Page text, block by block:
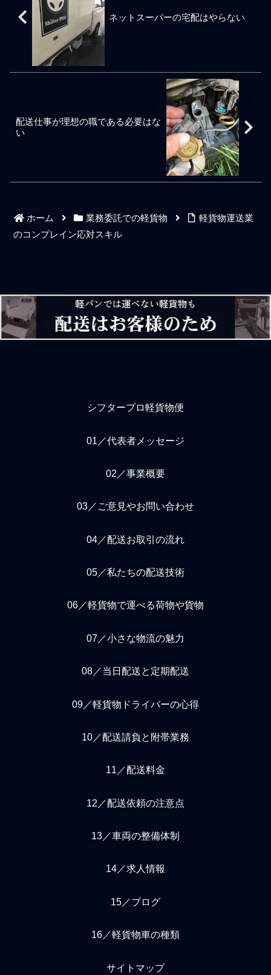
合や軽貨物のフランチャイ
ズに加盟契約してしまい、
その後、荷主の委託料から2
割も3割もピンハネされたり
マージンの二重取りで苦し
んでいる個人事業主ドライ
やレンタルの名目で高いマ
ージンを抜いて個人事業主
要としないのもそれが背景
客様に貢献することを考え
るのではなく、お客様や相
手を応援したいと考えられ
る心のゆとりが育っている
ことが自己成長では重
ラック運送会社とは異なり
固定給で雇用する正社員ド
ライバー探しではない外注
委託ドライバー探しなので
ドライバーを何人採用して
も会社で人件費が発生する
もない。ドライバー募集を
繰り返している軽貨物配送
会社は事業拡大などと一丁
ギリで大手からの下請けや
業弱者で営業基盤は脆いま
まの会社が多い。典型的な
る数集め状態となる。要す
る元請けの会社が嫌がって
やらないような効率の悪い
仕事ばかりを下請けや2次3
ライバーは週7で休みなく稼
働するケースも何ら珍しく
でもなく、やや勢い任せで
あるが零細企業の社長が寝
ているときも四六時中で会
社のことを想っている状態
に似ている。生活環境にも
よるが営業弱者で実力の乏
しい個人事業主の軽貨物ド
ライバーが週休2日がいいな
どとほざいているようでは
根本的に個人事業を安定成
長させる土俵にすら立てな
も偉いとか真面目とか凄い
として仕事ニーズをうまく
睨んでそれをうまく活用す
るだけのことだ。全休があ
ろうとも無駄に1日を過ごす
ネットスーパーの宅配はやらない
配送仕事が理想の職である必要はな
い
ホーム 業務委託での軽貨物
軽貨物運送業
のコンプレイン応対スキル
シフタープロ軽貨物便
01／代表者メッセージ
02／事業概要
03／ご意見やお問い合わせ
04／配送お取引の流れ
05／私たちの配送技術
06／軽貨物で運べる荷物や貨物
07／小さな物流の魅力
08／当日配送と定期配送
09／軽貨物ドライバーの心得
10／配送請負と附帯業務
11／配送料金
12／配送依頼の注意点
13／車両の整備体制
14／求人情報
15／ブログ
16／軽貨物車の種類
サイトマップ